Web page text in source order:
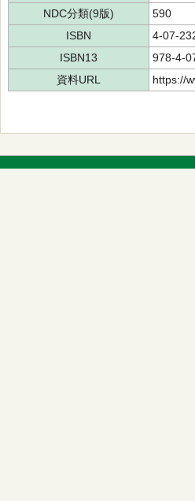
NDC分類(9版)
590
ISBN
4-07-
ISBN13
978-4-
資料URL
https://